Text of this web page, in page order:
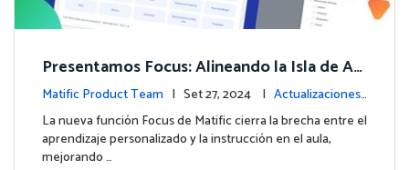
Presentamos Focus: Alineando la Isla de Av
enturas de Matific con el Aprendizaje en el
Aula
Matific Product Team | Set 27, 2024 | Actualizaciones
de la plataforma
La nueva función Focus de Matific cierra la brecha entre el
aprendizaje personalizado y la instrucción en el aula,
mejorando …